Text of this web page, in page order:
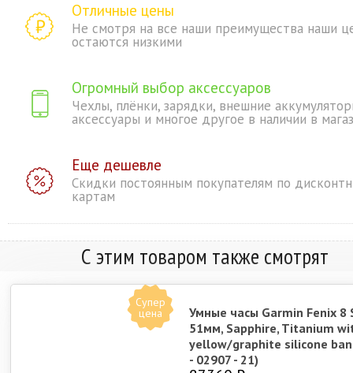
Отличные цены
Не смотря на все наши преимущества наши
остаются низкими
Огромный выбор аксессуаров
Чехлы, плёнки, зарядки, внешние
аксессуары и многое другое в наличии в
Еще дешевле
Скидки постоянным покупателям по
картам
С этим товаром также смотрят
Супер
цена
Умные часы Garmin Fenix 8
51мм, Sapphire, Titanium
yellow/graphite silicone
- 02907 - 21)